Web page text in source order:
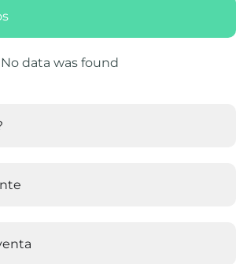
No data was found